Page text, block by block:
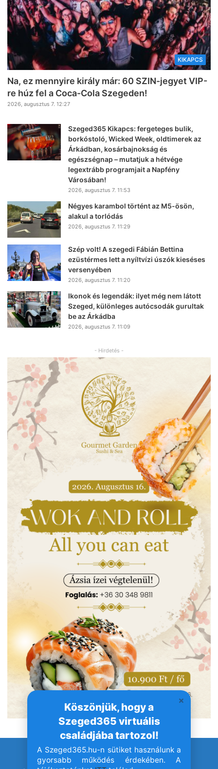
Köszönjük, hogy a
Szeged365 virtuális
családjába tartozol!
A Szeged365.hu-n sütiket használunk a
gyorsabb működés érdekében. A
KIKAPCS
Na, ez mennyire király már: 60 SZIN-jegyet VIP-
re húz fel a Coca-Cola Szegeden!
2026, augusztus 7. 12:27
Szeged365 Kikapcs: fergeteges bulik,
borkóstoló, Wicked Week, oldtimerek az
Árkádban, kosárbajnokság és
egészségnap – mutatjuk a hétvége
legextrább programjait a Napfény
Városában!
2026, augusztus 7. 11:53
Négyes karambol történt az M5-ösön,
alakul a torlódás
2026, augusztus 7. 11:29
Szép volt! A szegedi Fábián Bettina
ezüstérmes lett a nyíltvízi úszók kieséses
versenyében
2026, augusztus 7. 11:20
Ikonok és legendák: ilyet még nem látott
Szeged, különleges autócsodák gurultak
be az Árkádba
2026, augusztus 7. 11:09
- Hirdetés -
© Szeged365.hu I Minden jog fenntartva!